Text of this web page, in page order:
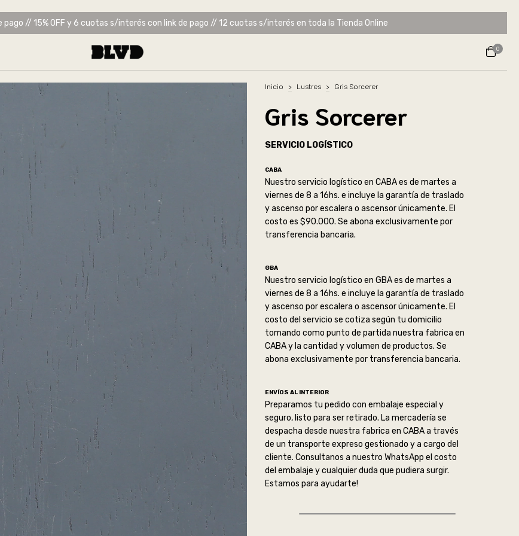
// 15% OFF y 6 cuotas s/interés con link de pago // 12 cuotas s/interés en toda la Tienda Online
0
Inicio > Lustres > Gris Sorcerer
Gris Sorcerer
SERVICIO LOGÍSTICO
CABA
Nuestro servicio logístico en CABA es de martes a
viernes de 8 a 16hs. e incluye la garantía de traslado
y ascenso por escalera o ascensor únicamente. El
costo es $90.000. Se abona exclusivamente por
transferencia bancaria.
GBA
Nuestro servicio logístico en GBA es de martes a
viernes de 8 a 16hs. e incluye la garantía de traslado
y ascenso por escalera o ascensor únicamente. El
costo del servicio se cotiza según tu domicilio
tomando como punto de partida nuestra fabrica en
CABA y la cantidad y volumen de productos. Se
abona exclusivamente por transferencia bancaria.
ENVÍOS AL INTERIOR
Preparamos tu pedido con embalaje especial y
seguro, listo para ser retirado. La mercadería se
despacha desde nuestra fabrica en CABA a través
de un transporte expreso gestionado y a cargo del
cliente. Consultanos a nuestro WhatsApp el costo
del embalaje y cualquier duda que pudiera surgir.
Estamos para ayudarte!